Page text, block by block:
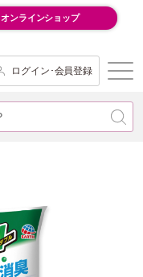
オンラインショップ
ログイン･会員登録